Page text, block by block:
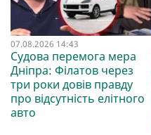
07.08.2026 14:43
Судова перемога мера
Дніпра: Філатов через
три роки довів правду
про відсутність елітного
авто